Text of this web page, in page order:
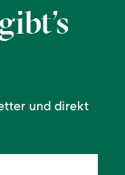
und direkt